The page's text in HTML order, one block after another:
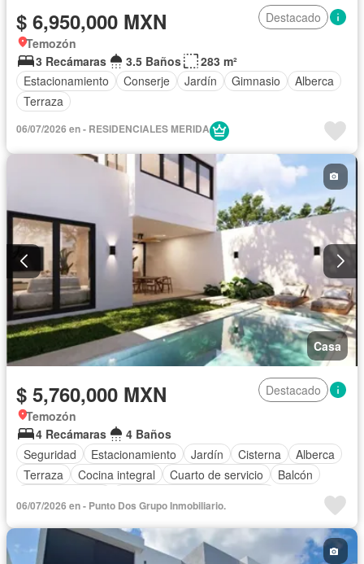
$ 6,950,000 MXN
Destacado
Temozón
3 Recámaras
3.5 Baños
283 m²
Estacionamiento
Conserje Jardín Gimnasio
Alberca
Terraza
06/07/2026 en - RESIDENCIALES MERIDA
Casa
$ 5,760,000 MXN
Destacado
Temozón
4 Recámaras
4 Baños
Seguridad
Estacionamiento Jardín Cisterna
Alberca
Terraza
Cocina integral Cuarto de servicio
Balcón
Electricidad
Agua Cancha de tenis
Zonas verdes
Vista panorámica
Recámara con closet
Caseta de vigilancia
06/07/2026 en - Punto Dos Grupo Inmobiliario.